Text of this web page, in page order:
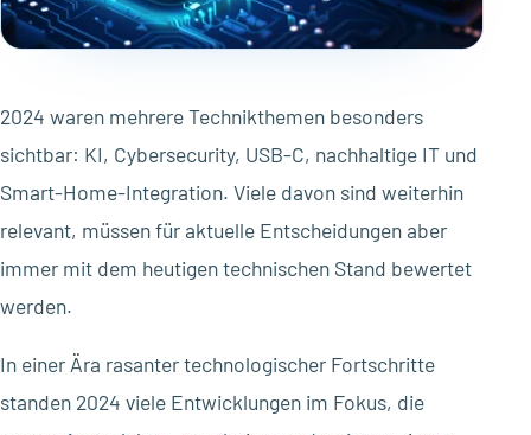
2024 waren mehrere Technikthemen besonders
sichtbar: KI, Cybersecurity, USB-C, nachhaltige IT und
Smart-Home-Integration. Viele davon sind weiterhin
relevant, müssen für aktuelle Entscheidungen aber
immer mit dem heutigen technischen Stand bewertet
werden.
In einer Ära rasanter technologischer Fortschritte
standen 2024 viele Entwicklungen im Fokus, die